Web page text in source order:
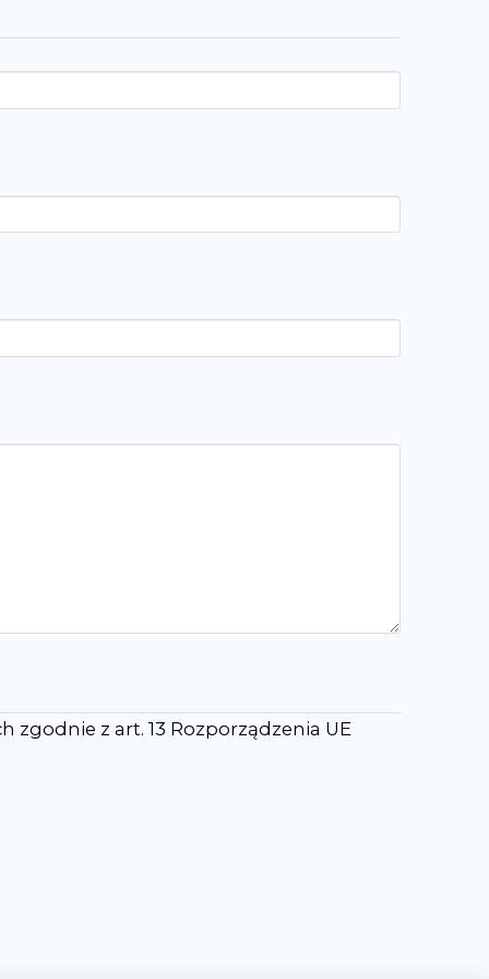
z art. 13 Rozporządzenia UE